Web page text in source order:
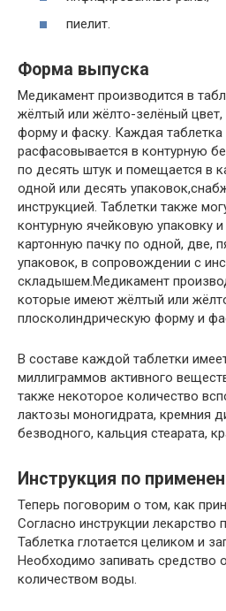
пиелит.
Форма выпуска
Медикамент производится в
жёлтый или жёлто-зелёный
форму и фаску. Каждая таблетка
расфасовывается в контурную
по десять штук и помещается в
одной или десять
инструкцией. Таблетки также
контурную ячейковую упаковку
картонную пачку по одной, две,
упаковок, в сопровождении с
складышем.Медикамент
которые имеют жёлтый или
плосколиндрическую форму и
В составе каждой таблетки
миллиграммов активного
также некоторое количество
лактозы моногидрата, кремния
безводного, кальция стеарата,
Инструкция по
Теперь поговорим о том, как
Согласно инструкции лекарство
Таблетка глотается целиком и
Необходимо запивать средство
количеством воды.